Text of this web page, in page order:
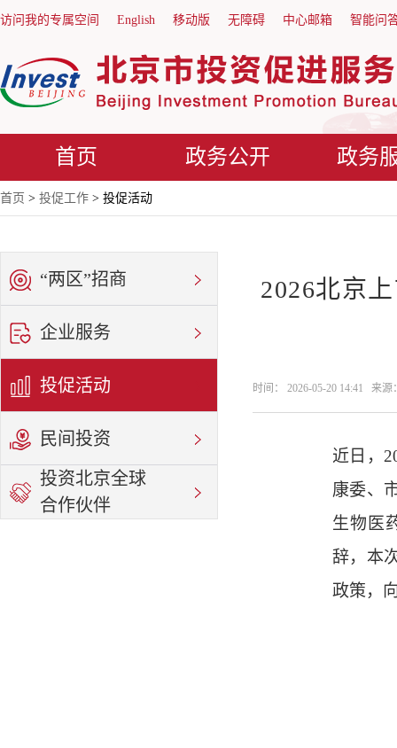
访问我的专属空间 English 移动版 无障碍 中心邮箱 智能问
首页 政务公开 政务
首页 > 投促工作 > 投促活动
“两区”招商
企业服务
投促活动
民间投资
投资北京全球
合作伙伴
2026北京
时间： 2026-05-20 14:41 来源
近日，
康委、
生物医
辞，本
政策，